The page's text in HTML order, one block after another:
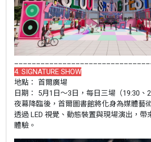
4. SIGNATURE SHOW
地點： 首爾廣場
日期： 5月1日～3日，每日三場（19:30、
夜幕降臨後，首爾圖書館將化身為媒體藝
透過 LED 視覺、動態裝置與現場演出，帶
體驗。